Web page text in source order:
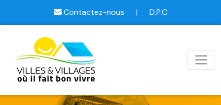
Contactez-nous | D.P.C